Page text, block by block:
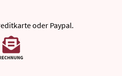
oder Paypal.